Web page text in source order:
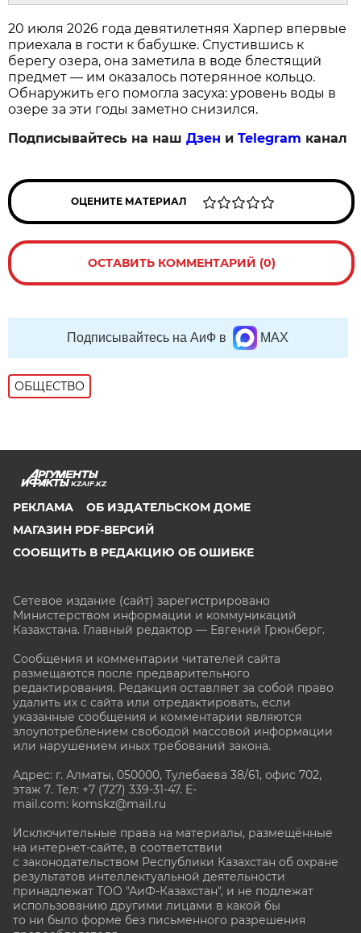
20 июля 2026 года девятилетняя Харпер впервые
приехала в гости к бабушке. Спустившись к
берегу озера, она заметила в воде блестящий
предмет — им оказалось потерянное кольцо.
Обнаружить его помогла засуха: уровень воды в
озере за эти годы заметно снизился.
Подписывайтесь на нашДзен иTelegram канал
ОЦЕНИТЕ МАТЕРИАЛ
ОСТАВИТЬ КОММЕНТАРИЙ (0)
Подписывайтесь на АиФ в MAX
ОБЩЕСТВО
KZAIF.KZ
РЕКЛАМА
ОБ ИЗДАТЕЛЬСКОМ ДОМЕ
МАГАЗИН PDF-ВЕРСИЙ
СООБЩИТЬ В РЕДАКЦИЮ ОБ ОШИБКЕ
Сетевое издание (сайт) зарегистрировано
Министерством информации и коммуникаций
Казахстана. Главный редактор — Евгений Грюнберг.
Сообщения и комментарии читателей сайта
размещаются после предварительного
редактирования. Редакция оставляет за собой право
удалить их с сайта или отредактировать, если
указанные сообщения и комментарии являются
злоупотреблением свободой массовой информации
или нарушением иных требований закона.
Адрес: г. Алматы, 050000, Тулебаева 38/61, офис 702,
этаж 7. Тел: +7 (727) 339-31-47. E-
mail.com: komskz@mail.ru
Исключительные права на материалы, размещённые
на интернет-сайте, в соответствии
с законодательством Республики Казахстан об охране
результатов интеллектуальной деятельности
принадлежат ТОО "АиФ-Казахстан", и не подлежат
использованию другими лицами в какой бы
то ни было форме без письменного разрешения